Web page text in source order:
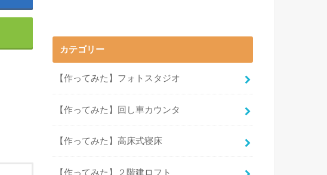
カテゴリー
【作ってみた】フォトスタジオ
【作ってみた】回し車カウンタ
【作ってみた】高床式寝床
【作ってみた】２階建ロフト